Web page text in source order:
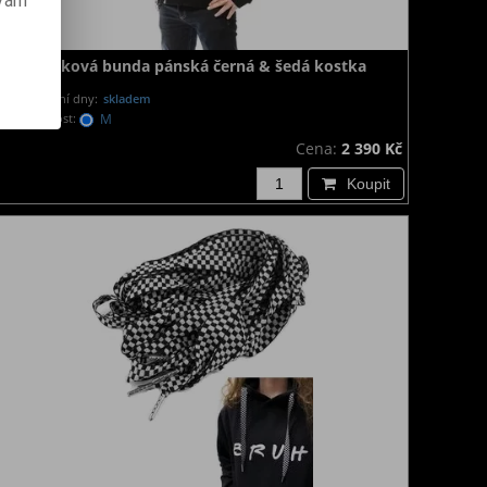
Rocková bunda pánská černá & šedá kostka
Dodání dny: skladem
Velikost:
M
Cena: 2 390 Kč
Koupit